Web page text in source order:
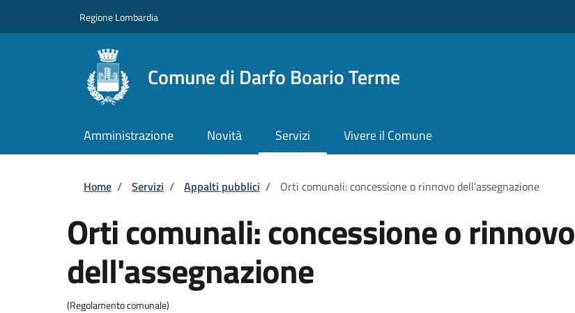
Regione Lombardia
Comune di Darfo Boario Terme
Amministrazione Novità Servizi Vivere il Comune
Briciole di pane
Home / Servizi / Appalti pubblici / Orti comunali: concessione o rinnovo dell'assegnazione
Orti comunali: concessione o rinnovo
dell'assegnazione
(Regolamento comunale)